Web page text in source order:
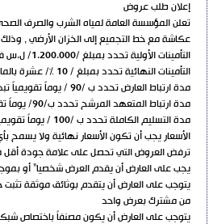
إعلان طلب عروض
تعلن المؤسسة العامة لمياه الشرب والصرف
عكاشة مع خط التجميع إلى الخزان الأرضي , وذلك
التأمينات الأولية تحدد بمبلغ /1.200.000/ ل.س فقط مليون ومئتان ألف ليرة سوريةلاغير مع التأكيد بان يتقدم جميع العارضين بالتأمينات فيما بينهم في حال تقدم أكثر من مشترك بعرض واحد
التأمينات النهائية تحدد بمبلغ / 10 %/ عشرة بالمائة من قيمة الإحالة مع التأكيد بان يتقدم جميع العارضين بالتأمينات فيما بينهم في حال تقدم أكثر من مشترك بعرض واحد
مدة ارتباط العارض تحدد ب /90 / يوماً تقويمياً تبدأ من اليوم التالي لإنتهاء موعد تقديم العروض
مدة ارتباط المتعهد المرشح تحدد ب/90/ يوماً تقويمياً تبدأ من اليوم التالي لتبليغه إحالة التعهد عليه
مدة التسليم الكاملة تحدد ب /100 / يوماً تقويمياً" تبدأ من تاريخ استلام المتعهد كتاب أمر المباشرة
الأسعار يجب أن تكون الأسعار نهائية ولا يسمح
ترفض العروض التي تحصل على علامة جودة أقل من
يجب على العارض أن يقدم العرض شخصيا" أو
يتوجب على العارض أن يتقدم بوثائق موثقة
من مشترك بعرض واحد